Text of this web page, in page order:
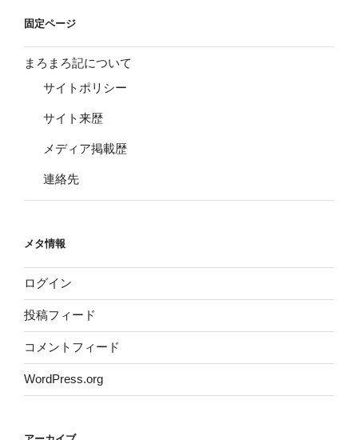
固定ページ
まろまろ記について
サイトポリシー
サイト来歴
メディア掲載歴
連絡先
メタ情報
ログイン
投稿フィード
コメントフィード
WordPress.org